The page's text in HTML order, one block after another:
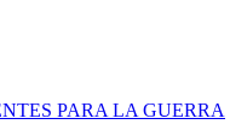
PARA LA GUERRA